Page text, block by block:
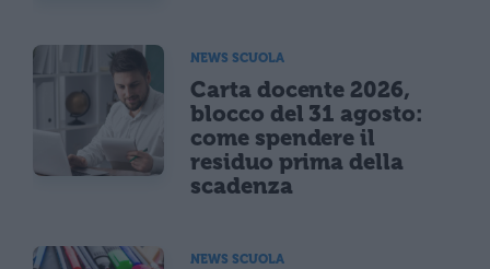
NEWS SCUOLA
Carta docente 2026,
blocco del 31 agosto:
come spendere il
residuo prima della
scadenza
NEWS SCUOLA